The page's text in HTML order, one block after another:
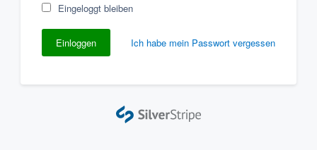
Eingeloggt bleiben
Ich habe mein Passwort vergessen